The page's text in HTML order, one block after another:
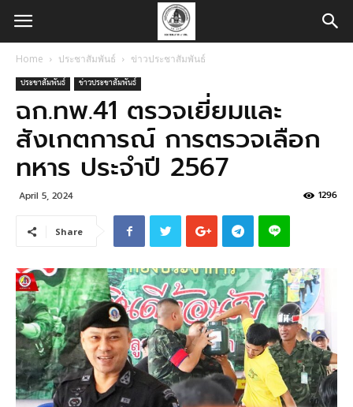
Home ประชาสัมพันธ์ ข่าวประชาสัมพันธ์
ประชาสัมพันธ์ ข่าวประชาสัมพันธ์
ฉก.ทพ.41 ตรวจเยี่ยมและ
สังเกตการณ์ การตรวจเลือก
ทหาร ประจำปี 2567
April 5, 2024 1296
Share